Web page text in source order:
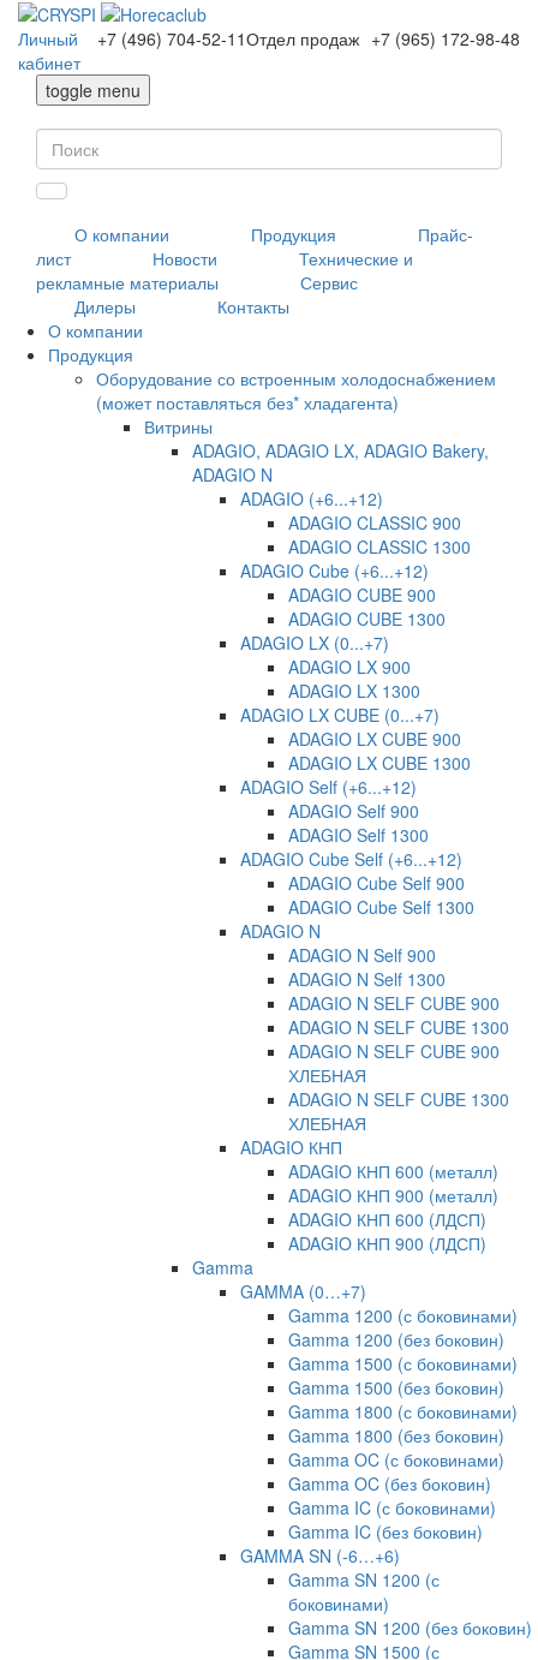
Личный
кабинет
+7 (496) 704-52-11Отдел продаж +7 (965) 172-98-48
toggle menu
О компании Продукция
Прайс-
лист
Новости
Технические и
рекламные материалы
Сервис
Дилеры
Контакты
О компании
Продукция
Оборудование со встроенным холодоснабжением
(может поставляться без* хладагента)
Витрины
ADAGIO, ADAGIO LX, ADAGIO Bakery,
ADAGIO N
ADAGIO (+6...+12)
ADAGIO CLASSIC 900
ADAGIO CLASSIC 1300
ADAGIO Cube (+6...+12)
ADAGIO CUBE 900
ADAGIO CUBE 1300
ADAGIO LX (0...+7)
ADAGIO LX 900
ADAGIO LX 1300
ADAGIO LX CUBE (0...+7)
ADAGIO LX CUBE 900
ADAGIO LX CUBE 1300
ADAGIO Self (+6...+12)
ADAGIO Self 900
ADAGIO Self 1300
ADAGIO Cube Self (+6...+12)
ADAGIO Cube Self 900
ADAGIO Cube Self 1300
ADAGIO N
ADAGIO N Self 900
ADAGIO N Self 1300
ADAGIO N SELF CUBE 900
ADAGIO N SELF CUBE 1300
ADAGIO N SELF CUBE 900
ХЛЕБНАЯ
ADAGIO N SELF CUBE 1300
ХЛЕБНАЯ
ADAGIO КНП
ADAGIO КНП 600 (металл)
ADAGIO КНП 900 (металл)
ADAGIO КНП 600 (ЛДСП)
ADAGIO КНП 900 (ЛДСП)
Gamma
GAMMA (0…+7)
Gamma 1200 (с боковинами)
Gamma 1200 (без боковин)
Gamma 1500 (с боковинами)
Gamma 1500 (без боковин)
Gamma 1800 (с боковинами)
Gamma 1800 (без боковин)
Gamma OC (с боковинами)
Gamma OC (без боковин)
Gamma IC (с боковинами)
Gamma IC (без боковин)
GAMMA SN (-6…+6)
Gamma SN 1200 (с
боковинами)
Gamma SN 1200 (без боковин)
Gamma SN 1500 (с